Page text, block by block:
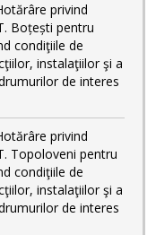
privind
Boțești pentru
condiţiile de
instalaţiilor şi a
de interes
privind
Topoloveni pentru
condiţiile de
instalaţiilor şi a
de interes